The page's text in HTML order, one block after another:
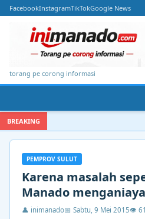
FacebookInstagramTikTokGoogle News
torang pe corong informasi
BREAKING
PEMPROV SULUT
Karena masalah
Manado
👤 inimanado📅 Sabtu, 9 Mei 2015👁